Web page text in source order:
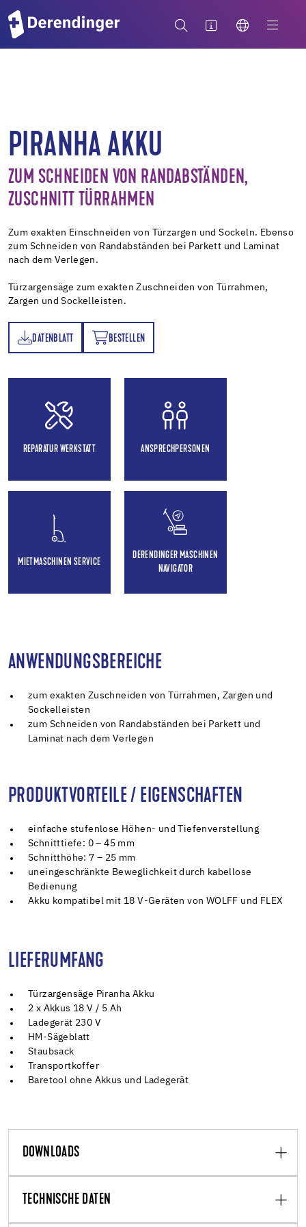
PIRANHA AKKU
ZUM SCHNEIDEN VON RANDABSTÄNDEN,
ZUSCHNITT TÜRRAHMEN
Zum exakten Einschneiden von Türzargen und Sockeln. Ebenso
zum Schneiden von Randabständen bei Parkett und Laminat
nach dem Verlegen.
Türzargensäge zum exakten Zuschneiden von Türrahmen,
Zargen und Sockelleisten.
DATENBLATT BESTELLEN
BESTELLEN
REPARATUR WERKSTATT ANSPRECHPERSONEN
MIETMASCHINEN SERVICE
DERENDINGER MASCHINEN
NAVIGATOR
ANWENDUNGSBEREICHE
zum exakten Zuschneiden von Türrahmen, Zargen und
Sockelleisten
zum Schneiden von Randabständen bei Parkett und
Laminat nach dem Verlegen
PRODUKTVORTEILE / EIGENSCHAFTEN
einfache stufenlose Höhen- und Tiefenverstellung
Schnitttiefe: 0 – 45 mm
Schnitthöhe: 7 – 25 mm
uneingeschränkte Beweglichkeit durch kabellose
Bedienung
Akku kompatibel mit 18 V-Geräten von WOLFF und FLEX
LIEFERUMFANG
Türzargensäge Piranha Akku
2 x Akkus 18 V / 5 Ah
Ladegerät 230 V
HM-Sägeblatt
Staubsack
Transportkoffer
Baretool ohne Akkus und Ladegerät
DOWNLOADS
TECHNISCHE DATEN